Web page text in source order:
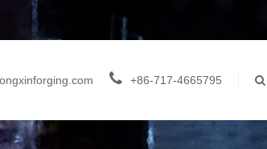
+86-717-4665795